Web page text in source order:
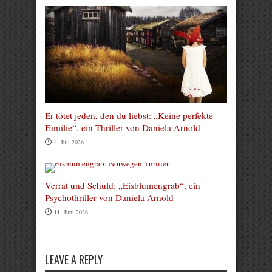
Er tötet jeden, den du liebst: „Keine perfekte
Familie“, ein Thriller von Daniela Arnold
4. Juli 2026
Verrat und Schuld: „Eisblumengrab“, ein
Psychothriller von Daniela Arnold
11. Juni 2026
LEAVE A REPLY